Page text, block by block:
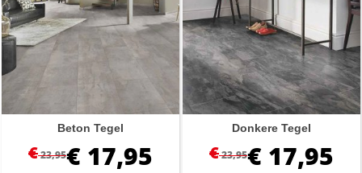
Beton Tegel
€23,95€ 17,95
Donkere Tegel
€23,95€ 17,95